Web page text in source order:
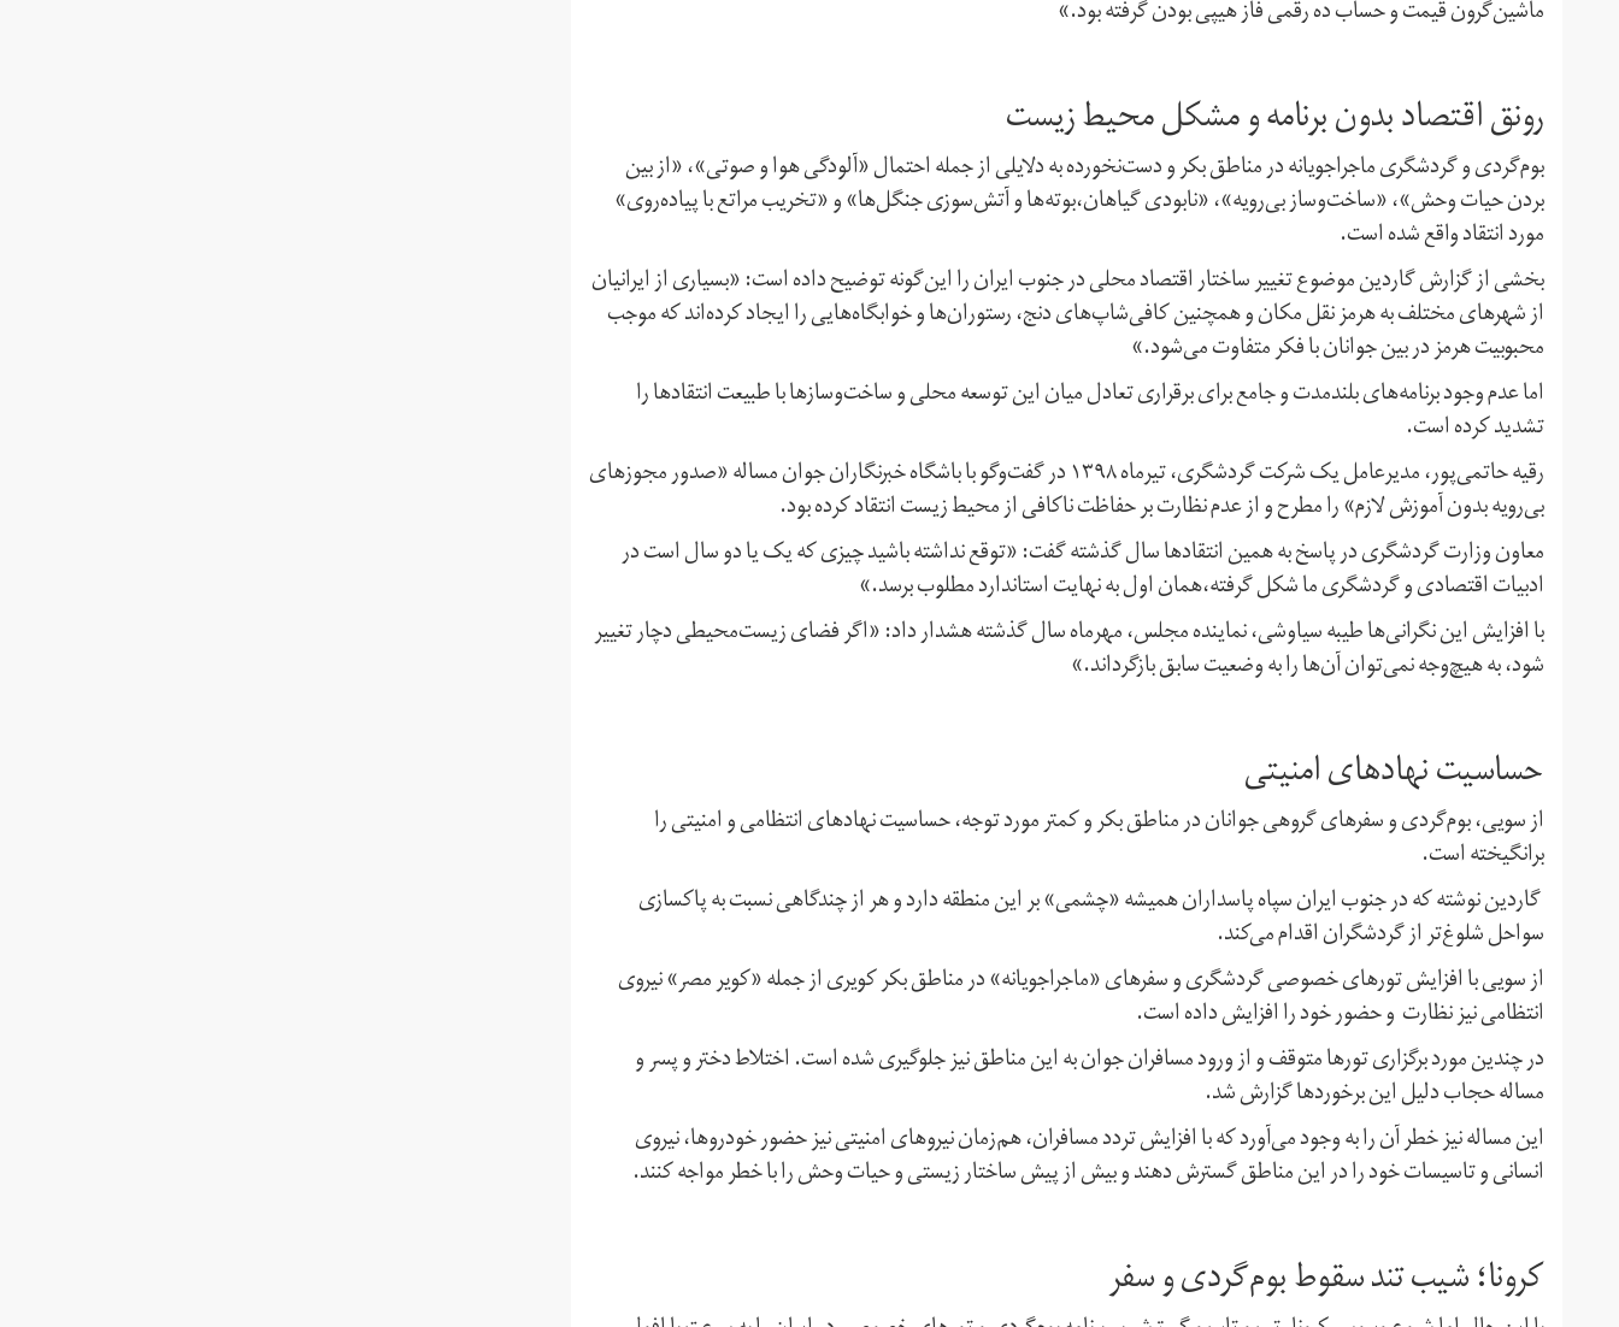
ماشین‌گرون قیمت و حساب ده رقمی فاز هیپی بودن گرفته بود.»
رونق اقتصاد بدون برنامه و مشکل محیط زیست
بوم‌گردی و گردشگری ماجراجویانه در مناطق بکر و دست‌نخورده به دلایلی از جمله احتمال «آلودگی هوا و صوتی»،‌ «از بین
بردن حیات وحش»،‌ «ساخت‌وساز بی‌رویه»،‌ «نابودی گیاهان،بوته‌ها و آتش‌سوزی جنگل‌ها» و «تخریب مراتع با پیاده‌روی»
مورد انتقاد واقع شده است.
بخشی از گزارش گاردین موضوع تغییر ساختار اقتصاد محلی در جنوب ایران را این‌گونه توضیح داده است:‌ «بسیاری از ایرانیان
از شهرهای مختلف به هرمز نقل مکان و همچنین کافی‌شاپ‌های دنج، رستوران‌ها و خوابگاه‌هایی را ایجاد کرده‌اند که موجب
محبوبیت هرمز در بین جوانان با فکر متفاوت می‌شود.»
اما عدم وجود برنامه‌های بلندمدت و جامع برای برقراری تعادل میان این توسعه محلی و ساخت‌وسازها با طبیعت انتقادها را
تشدید کرده است.
رقیه حاتمی‌پور،‌ مدیرعامل یک شرکت گردشگری،‌ تیرماه ۱۳۹۸ در گفت‌وگو با باشگاه خبرنگاران جوان مساله «صدور مجوزهای
بی‌رویه بدون آموزش لازم» را مطرح و از عدم نظارت بر حفاظت ناکافی از محیط زیست انتقاد کرده بود.
معاون وزارت گردشگری در پاسخ به همین انتقادها سال گذشته گفت: «توقع نداشته باشید چیزی که یک یا دو سال است در
ادبیات اقتصادی و گردشگری ما شکل گرفته،‌همان اول به نهایت استاندارد مطلوب برسد.»
با افزایش این نگرانی‌ها طیبه سیاوشی،‌ نماینده مجلس،‌ مهرماه سال گذشته هشدار داد: «اگر فضای زیست‌محیطی دچار تغییر
شود، به هیچ‌وجه نمی‌توان آن‌ها را به وضعیت سابق بازگرداند.»
حساسیت نهادهای امنیتی
از سویی، بوم‌گردی و سفرهای گروهی جوانان در مناطق بکر و کمتر مورد توجه، حساسیت نهادهای انتظامی و امنیتی را
برانگیخته است.
گاردین نوشته که در جنوب ایران سپاه پاسداران همیشه «چشمی» بر این منطقه دارد و هر از چندگاهی نسبت به پاکسازی
سواحل شلوغ‌تر از گردشگران اقدام می‌کند.
از سویی با افزایش تورهای خصوصی گردشگری و سفرهای «ماجراجویانه» در مناطق بکر کویری از جمله «کویر مصر» نیروی
انتظامی نیز نظارت و حضور خود را افزایش داده است.
در چندین مورد برگزاری تورها متوقف و از ورود مسافران جوان به این مناطق نیز جلوگیری شده است. اختلاط دختر و پسر و
مساله حجاب دلیل این برخوردها گزارش شد.
این مساله نیز خطر آن را به وجود می‌آورد که با افزایش تردد مسافران، هم‌زمان نیروهای امنیتی نیز حضور خودروها، نیروی
انسانی و تاسیسات خود را در این مناطق گسترش دهند و بیش از پیش ساختار زیستی و حیات وحش را با خطر مواجه کنند.
کرونا؛ شیب تند سقوط بوم‌گردی و سفر